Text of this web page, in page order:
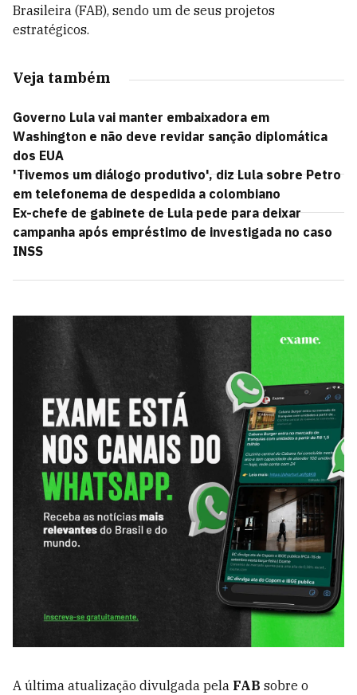
Brasileira (FAB), sendo um de seus projetos
estratégicos.
Veja também
Governo Lula vai manter embaixadora em
Washington e não deve revidar sanção diplomática
dos EUA
'Tivemos um diálogo produtivo', diz Lula sobre Petro
em telefonema de despedida a colombiano
Ex-chefe de gabinete de Lula pede para deixar
campanha após empréstimo de investigada no caso
INSS
A última atualização divulgada pela FAB sobre o